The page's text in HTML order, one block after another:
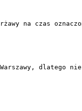
na czas
dlatego